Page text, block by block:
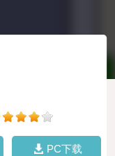
PC下载